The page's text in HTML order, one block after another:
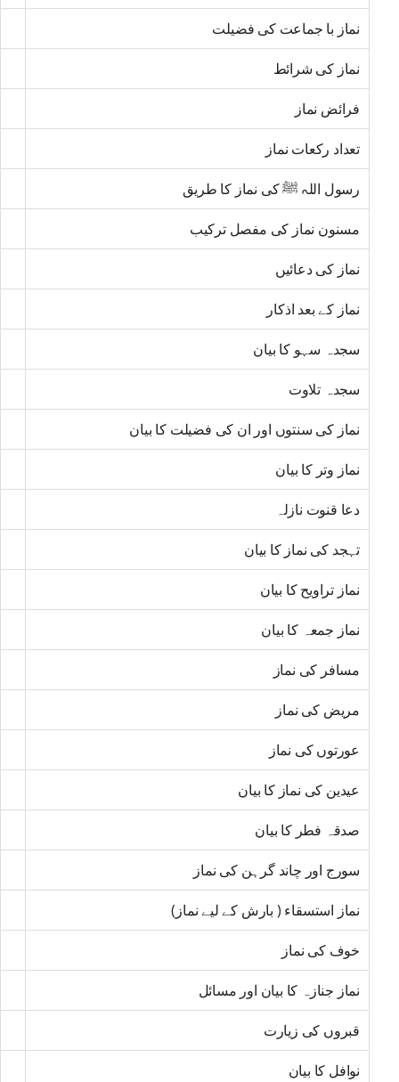
نماز با جماعت کی فضیلت
نماز کی شرائط
فرائض نماز
تعداد رکعات نماز
رسول اللہ ﷺ کی نماز کا طریق
مسنون نماز کی مفصل ترکیب
نماز کی دعائیں
نماز کے بعد اذکار
سجدہ سہو کا بیان
سجدہ تلاوت
نماز کی سنتوں اور ان کی فضیلت کا بیان
نماز وتر کا بیان
دعا قنوت نازلہ
تہجد کی نماز کا بیان
نماز تراویح کا بیان
نماز جمعہ کا بیان
مسافر کی نماز
مریض کی نماز
عورتوں کی نماز
عیدین کی نماز کا بیان
صدقہ فطر کا بیان
سورج اور چاند گرہن کی نماز
نماز استسقاء ( بارش کے لیے نماز)
خوف کی نماز
نماز جنازہ کا بیان اور مسائل
قبروں کی زیارت
نوافل کا بیان